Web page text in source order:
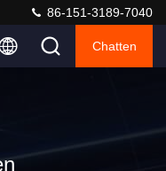
86-151-3189-7040
Chatten